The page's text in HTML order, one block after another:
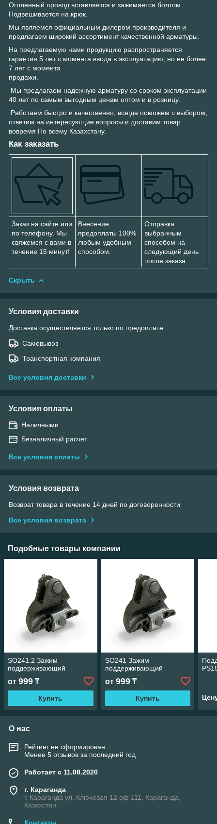
Оголенный провод вставляется и зажимается болтом.
Подвешивается на крюк.
Мы являемся официальным дилером производителя и
предлагаем широкий ассортимент качественной арматуры.
На предлагаемую нами продукцию распространяется
гарантия 5 лет с момента ввода в эксплуатацию, но не более
7 лет с момента
продажи.
Мы предлагаем надежную арматуру со сроком эксплуатации
40 лет по самым выгодным ценам оптом и в розницу.
Работаем быстро и качественно, всегда поможем с выбором,
ответим на интересующие вопросы и доставим товар
вовремя По всему Казахстану.
Как заказать
Заказ на сайте или
по телефону. Мы
свяжемся с вами в
течение 15 минут!
Внесение
предоплаты 100%
любым удобным
способом.
Отправка
выбранным
способом на
следующий день
после заказа.
Скрыть
Условия доставки
Доставка осуществляется только по предоплате.
Самовывоз
Транспортная компания
Все условия доставки
Условия оплаты
Наличными
Безналичный расчет
Все условия оплаты
Условия возврата
Возврат товара в течение 14 дней по договоренности
Все условия возврата
Подобные товары компании
SO241.2 Зажим
поддерживающий
от 999 ₸
Купить
SO241 Зажим
поддерживающий
от 999₸
Купить
О нас
Рейтинг не сформирован
Менее 5 отзывов за последний год
Работает с 11.08.2020
г. Караганда
г. Караганда ул. Ключевая 12 оф 111, Караганда,
Казахстан